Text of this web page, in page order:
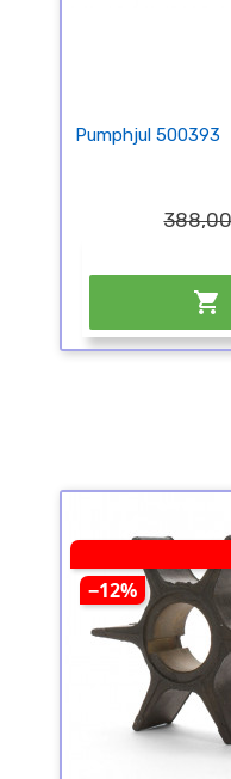
Pumphjul 500393

−12%